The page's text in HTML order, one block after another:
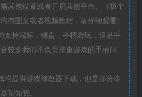
其他设置或者开启其他平台。（极个
有图文或者视频教程，请仔细观看）
支持鼠标，键盘，手柄游玩，但是手
较多我们不负责排查游戏的手柄问
均提供游戏修改器下载，但是部分冷
望知晓。